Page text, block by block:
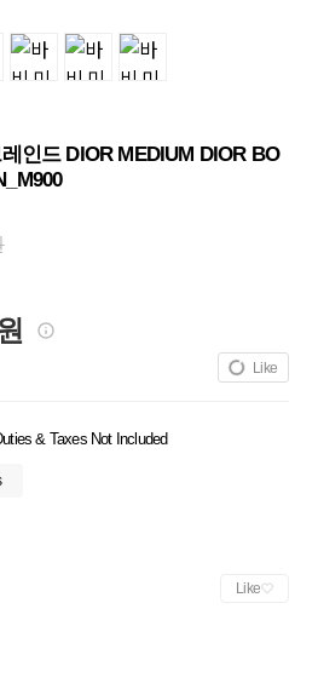
인드 DIOR MEDIUM DIOR BO
Like
& Taxes Not Included
Like